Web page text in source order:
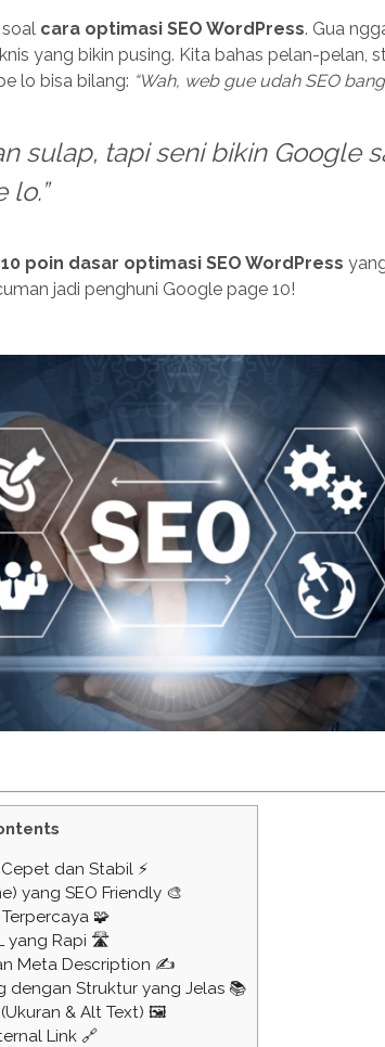
cara optimasi SEO WordPress. Gua
yang bikin pusing. Kita bahas pelan-pelan,
lo bisa bilang: “Wah, web gue udah SEO
sulap, tapi seni bikin Google
lo.”
10 poin dasar optimasi SEO WordPress
jadi penghuni Google page 10!
dan Stabil ⚡
yang SEO Friendly 🎨
🧩
yang Rapi 🛣️
Meta Description ✍️
dengan Struktur yang Jelas 📚
& Alt Text) 🖼️
Link 🔗